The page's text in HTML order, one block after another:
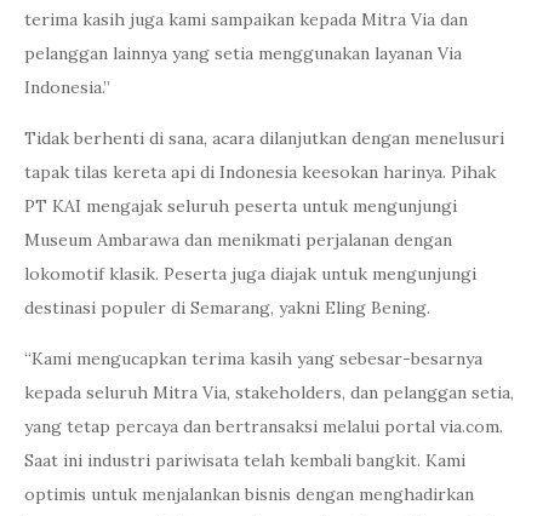
terima kasih juga kami sampaikan kepada Mitra Via dan
pelanggan lainnya yang setia menggunakan layanan Via
Indonesia.”
Tidak berhenti di sana, acara dilanjutkan dengan menelusuri
tapak tilas kereta api di Indonesia keesokan harinya. Pihak
PT KAI mengajak seluruh peserta untuk mengunjungi
Museum Ambarawa dan menikmati perjalanan dengan
lokomotif klasik. Peserta juga diajak untuk mengunjungi
destinasi populer di Semarang, yakni Eling Bening.
“Kami mengucapkan terima kasih yang sebesar-besarnya
kepada seluruh Mitra Via, stakeholders, dan pelanggan setia,
yang tetap percaya dan bertransaksi melalui portal via.com.
Saat ini industri pariwisata telah kembali bangkit. Kami
optimis untuk menjalankan bisnis dengan menghadirkan